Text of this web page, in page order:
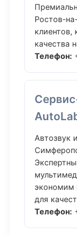
Ростов-
клиентов,
качества
Телефон:
Автозвук
экономим
для
Телефон: